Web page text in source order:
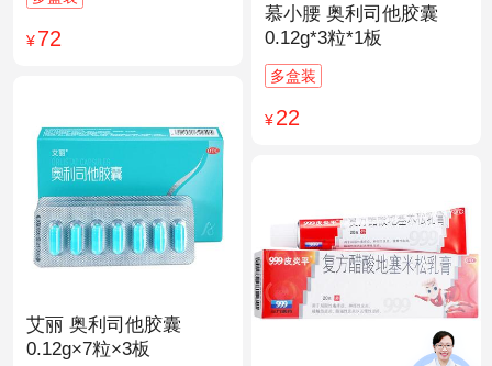
¥72
慕小腰 奥利司他胶囊
0.12g*3粒*1板
多盒装
¥22
艾丽 奥利司他胶囊
0.12g×7粒×3板